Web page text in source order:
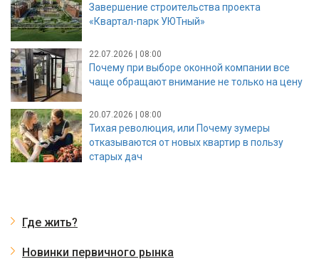
Завершение строительства проекта
«Квартал-парк УЮТный»
22.07.2026 | 08:00
Почему при выборе оконной компании все
чаще обращают внимание не только на цену
20.07.2026 | 08:00
Тихая революция, или Почему зумеры
отказываются от новых квартир в пользу
старых дач
Где жить?
Новинки первичного рынка